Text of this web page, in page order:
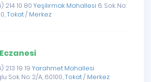
214 10 80 Yeşilırmak Mahallesi 6. Sok. No:
Tokat/ Merkez
213 19 19 Yarahmet Mahallesi
Sok. No: 2/A, 60100,Tokat/ Merkez